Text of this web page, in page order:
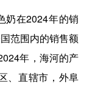
奶在2024年的销
范围内的销售额
年，海河的产
、直辖市，外阜